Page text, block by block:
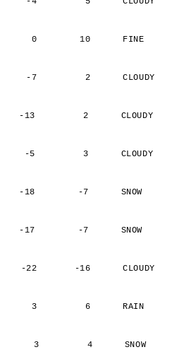
0        10      FINE
-7         2      CLOUDY
-13         2      CLOUDY
-5         3      CLOUDY
-18        -7      SNOW
-17        -7      SNOW
-22       -16      CLOUDY
3         6      RAIN
3         4      SNOW